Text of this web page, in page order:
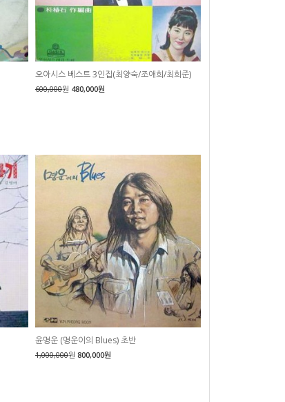
오아시스 베스트 3인집(최양숙/조애희/최희준)
600,000원 480,000원
윤명운 (명운이의 Blues) 초반
1,000,000원 800,000원